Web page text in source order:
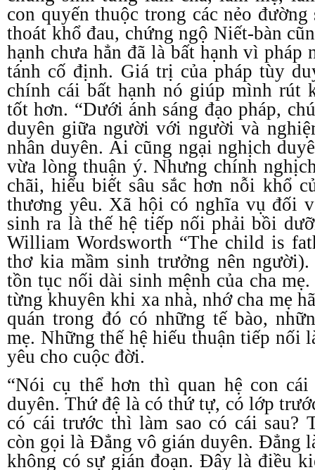
con quyến thuộc trong các nẻo
thoát khổ đau, chứng ngộ Niết-bàn
hạnh chưa hẳn đã là bất hạnh vì pháp
tánh cố định. Giá trị của pháp tùy
chính cái bất hạnh nó giúp mình rút
tốt hơn. “Dưới ánh sáng đạo pháp,
duyên giữa người với người và
nhân duyên. Ai cũng ngại nghịch
vừa lòng thuận ý. Nhưng chính
chãi, hiểu biết sâu sắc hơn nỗi khổ
thương yêu. Xã hội có nghĩa vụ đối
sinh ra là thế hệ tiếp nối phải bồi
William Wordsworth “The child is
thơ kia mầm sinh trưởng nên
tồn tục nối dài sinh mệnh của cha
từng khuyên khi xa nhà, nhớ cha mẹ
quán trong đó có những tế bào,
mẹ. Những thế hệ hiếu thuận tiếp nối
yêu cho cuộc đời.
“Nói cụ thể hơn thì quan hệ con
duyên. Thứ đệ là có thứ tự, có lớp
có cái trước thì làm sao có cái sau?
còn gọi là Đẳng vô gián duyên. Đẳng
không có sự gián đoạn. Đây là điều